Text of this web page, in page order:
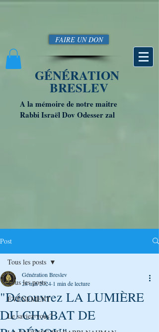
FAIRE UN DON
GÉNÉRATION
BRESLEV
A la mémoire de notre maitre
Rabbi Israël Dov Odesser zal
Post
Tous les posts
ÉVÉNEMENT
Le saviez-vous?
Tous les posts
"Découvrez LA LUMIÈRE
DU CHABAT DE
Génération Breslev
28 mai 2024 1 min de lecture